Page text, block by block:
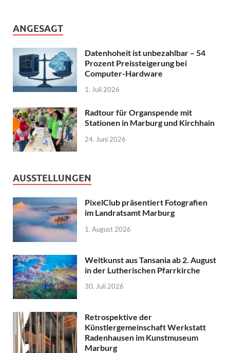
ANGESAGT
Datenhoheit ist unbezahlbar – 54
Prozent Preissteigerung bei
Computer-Hardware
1. Juli 2026
Radtour für Organspende mit
Stationen in Marburg und Kirchhain
24. Juni 2026
AUSSTELLUNGEN
PixelClub präsentiert Fotografien
im Landratsamt Marburg
1. August 2026
Weltkunst aus Tansania ab 2. August
in der Lutherischen Pfarrkirche
30. Juli 2026
Retrospektive der
Künstlergemeinschaft Werkstatt
Radenhausen im Kunstmuseum
Marburg